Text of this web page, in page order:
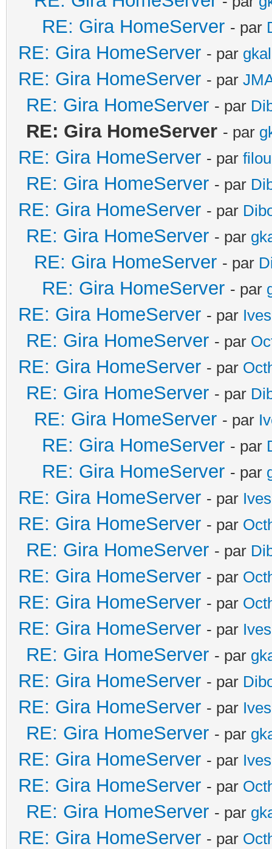
RE: Gira HomeServer - par
RE: Gira HomeServer - par
RE: Gira HomeServer - par
RE: Gira HomeServer - par
RE: Gira HomeServer - par
RE: Gira HomeServer - par
RE: Gira HomeServer - par
RE: Gira HomeServer - par
RE: Gira HomeServer - par
RE: Gira HomeServer - par
RE: Gira HomeServer - par
RE: Gira HomeServer - par Ives
RE: Gira HomeServer - par
RE: Gira HomeServer - par
RE: Gira HomeServer - par
RE: Gira HomeServer - par
RE: Gira HomeServer - par
RE: Gira HomeServer - par
RE: Gira HomeServer - par Ives
RE: Gira HomeServer - par
RE: Gira HomeServer - par
RE: Gira HomeServer - par
RE: Gira HomeServer - par
RE: Gira HomeServer - par Ives
RE: Gira HomeServer - par
RE: Gira HomeServer - par
RE: Gira HomeServer - par Ives
RE: Gira HomeServer - par
RE: Gira HomeServer - par Ives
RE: Gira HomeServer - par
RE: Gira HomeServer - par
RE: Gira HomeServer - par